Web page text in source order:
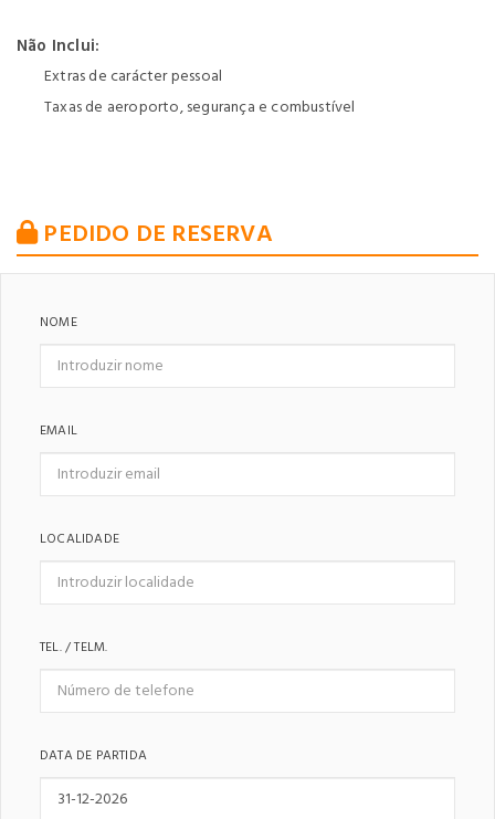
Não Inclui:
Extras de carácter pessoal
Taxas de aeroporto, segurança e combustível
PEDIDO DE RESERVA
NOME
EMAIL
LOCALIDADE
TEL. / TELM.
DATA DE PARTIDA